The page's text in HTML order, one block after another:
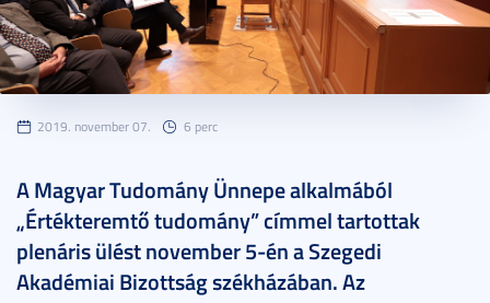
2019. november 07. 6 perc
A Magyar Tudomány Ünnepe alkalmából
„Értékteremtő tudomány” címmel tartottak
plenáris ülést november 5-én a Szegedi
Akadémiai Bizottság székházában. Az